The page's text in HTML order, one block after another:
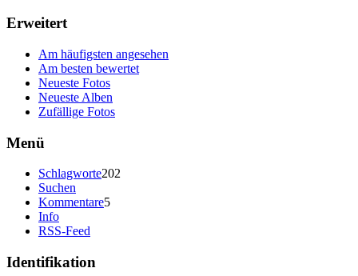
Erweitert
Am häufigsten angesehen
Am besten bewertet
Neueste Fotos
Neueste Alben
Zufällige Fotos
Menü
Schlagworte202
Suchen
Kommentare5
Info
RSS-Feed
Identifikation